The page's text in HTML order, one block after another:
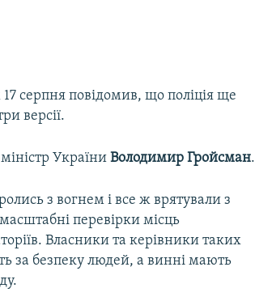
17 серпня повідомив, що поліція ще
версії.
УкраїниВолодимир Гройсман.
з вогнем і все ж врятували з
перевірки місць
Власники та керівники таких
за безпеку людей, а винні мають